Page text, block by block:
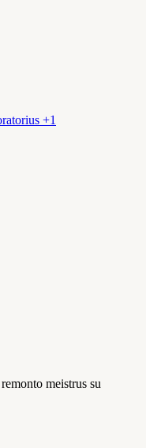
+1
meistrus su